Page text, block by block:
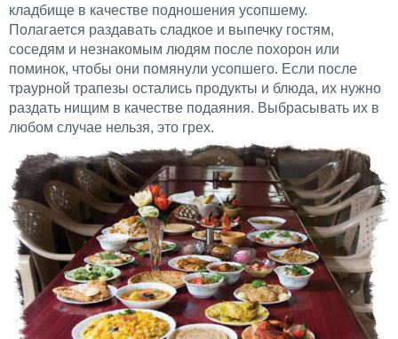
кладбище в качестве подношения усопшему.
Полагается раздавать сладкое и выпечку гостям,
соседям и незнакомым людям после похорон или
поминок, чтобы они помянули усопшего. Если после
траурной трапезы остались продукты и блюда, их нужно
раздать нищим в качестве подаяния. Выбрасывать их в
любом случае нельзя, это грех.